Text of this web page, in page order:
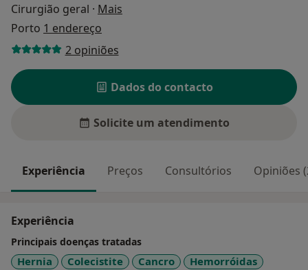
Cirurgião geral · Mais
Porto 1 endereço
2 opiniões
Dados do contacto
Solicite um atendimento
Experiência Preços Consultórios Opiniões
Experiência
Principais doenças tratadas
Hernia Colecistite Cancro Hemorróidas